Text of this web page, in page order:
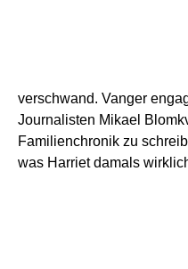
verschwand. Vanger
Journalisten Mikael
Familienchronik zu
was Harriet damals